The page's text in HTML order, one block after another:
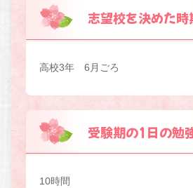
志望校を決めた時
高校3年 6月ごろ
受験期の1日の勉
10時間